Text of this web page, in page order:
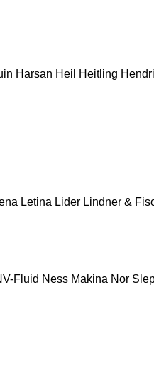
Harsan Heil Heitling
Letina Lider Lindner &
Fluid Ness Makina Nor